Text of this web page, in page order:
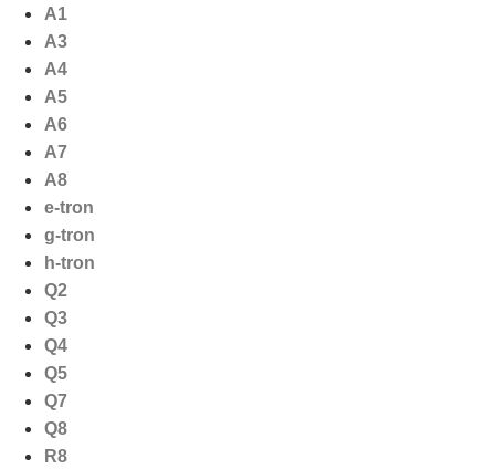
naar
inhoud
A1
A3
A4
A5
A6
A7
A8
e-tron
g-tron
h-tron
Q2
Q3
Q4
Q5
Q7
Q8
R8